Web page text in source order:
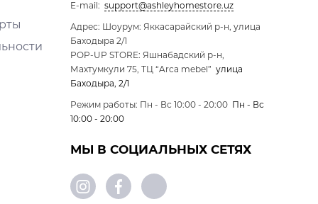
E-mail: support@ashleyhomestore.uz
Адрес: Шоурум: Яккасарайский р-н, улица
Баходыра 2/1
POP-UP STORE: Яшнабадский р-н,
Махтумкули 75, ТЦ “Arca mebel” улица
Баходыра, 2/1
Режим работы: Пн - Вс 10:00 - 20:00 Пн - Вс
10:00 - 20:00
МЫ В СОЦИАЛЬНЫХ СЕТЯХ